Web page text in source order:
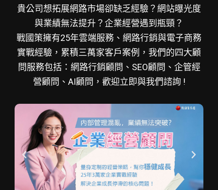
貴公司想拓展網路市場卻缺乏經驗？網站曝光度
與業績無法提升？企業經營遇到瓶頸？
戰國策擁有25年雲端服務、網路行銷與電子商務
實戰經驗，累積三萬家客戶案例，我們的四大顧
問服務包括：網路行銷顧問、SEO顧問、企管經
營顧問、AI顧問，歡迎立即與我們諮詢 !